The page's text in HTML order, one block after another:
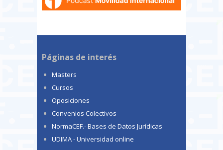
Páginas de interés
Masters
Cursos
Oposiciones
Convenios Colectivos
NormaCEF.- Bases de Datos Jurídicas
UDIMA - Universidad online